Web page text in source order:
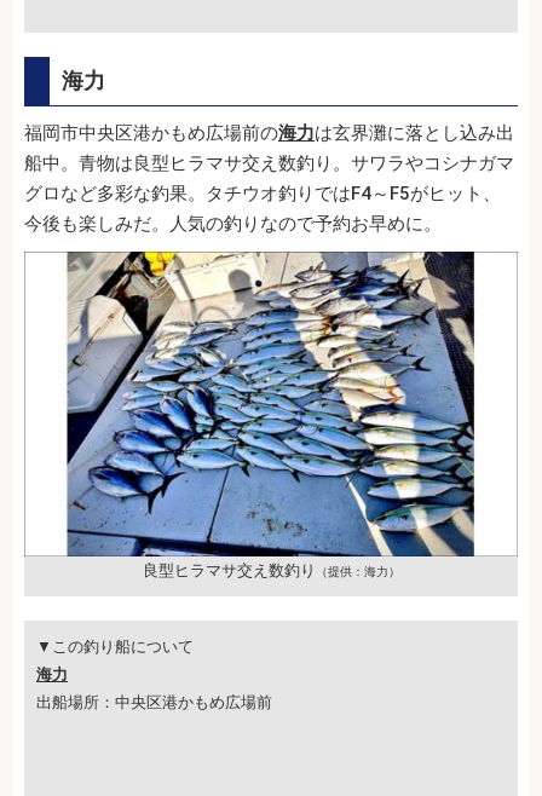
海力
福岡市中央区港かもめ広場前の海力は玄界灘に落とし込み出
船中。青物は良型ヒラマサ交え数釣り。サワラやコシナガマ
グロなど多彩な釣果。タチウオ釣りではF4～F5がヒット、
今後も楽しみだ。人気の釣りなので予約お早めに。
良型ヒラマサ交え数釣り （提供：海力）
▼この釣り船について
海力
出船場所：中央区港かもめ広場前